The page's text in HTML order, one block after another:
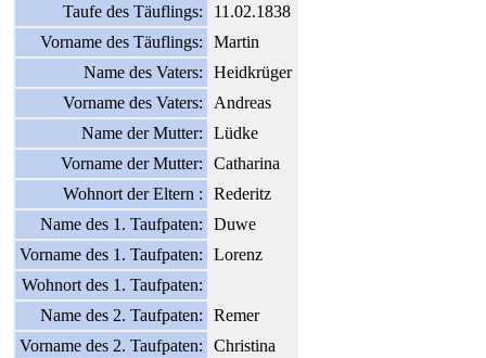
Taufe des Täuflings:
11.02.1838
Vorname des Täuflings:
Martin
Name des Vaters:
Heidkrüger
Vorname des Vaters:
Andreas
Name der Mutter:
Lüdke
Vorname der Mutter:
Catharina
Wohnort der Eltern :
Rederitz
Name des 1. Taufpaten:
Duwe
Vorname des 1. Taufpaten:
Lorenz
Wohnort des 1. Taufpaten:
Name des 2. Taufpaten:
Remer
Vorname des 2. Taufpaten:
Christina